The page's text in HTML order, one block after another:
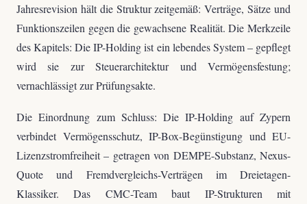
Jahresrevision hält die Struktur zeitgemäß: Verträge, Sätze und
Funktionszeilen gegen die gewachsene Realität. Die Merkzeile
des Kapitels: Die IP-Holding ist ein lebendes System – gepflegt
wird sie zur Steuerarchitektur und Vermögensfestung;
vernachlässigt zur Prüfungsakte.
Die Einordnung zum Schluss: Die IP-Holding auf Zypern
verbindet Vermögensschutz, IP-Box-Begünstigung und EU-
Lizenzstromfreiheit – getragen von DEMPE-Substanz, Nexus-
Quote und Fremdvergleichs-Verträgen im Dreietagen-
Klassiker. Das CMC-Team baut IP-Strukturen mit